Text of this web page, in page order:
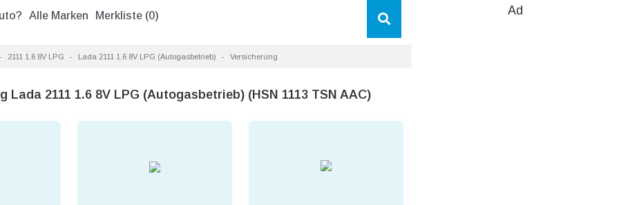
Alle Marken Merkliste (0) Ad
2111 1.6 8V LPG Lada 2111 1.6 8V LPG (Autogasbetrieb) Versicherung
Lada 2111 1.6 8V LPG (Autogasbetrieb) (HSN 1113 TSN AAC)